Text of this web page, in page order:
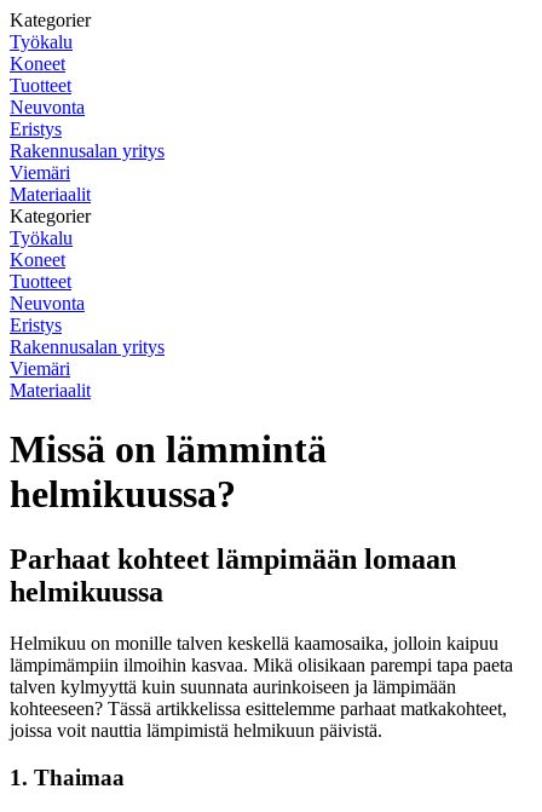
Kategorier
Työkalu
Koneet
Tuotteet
Neuvonta
Eristys
Rakennusalan yritys
Viemäri
Materiaalit
Kategorier
Työkalu
Koneet
Tuotteet
Neuvonta
Eristys
Rakennusalan yritys
Viemäri
Materiaalit
Missä on lämmintä
helmikuussa?
Parhaat kohteet lämpimään lomaan
helmikuussa
Helmikuu on monille talven keskellä kaamosaika, jolloin kaipuu
lämpimämpiin ilmoihin kasvaa. Mikä olisikaan parempi tapa paeta
talven kylmyyttä kuin suunnata aurinkoiseen ja lämpimään
kohteeseen? Tässä artikkelissa esittelemme parhaat matkakohteet,
joissa voit nauttia lämpimistä helmikuun päivistä.
1. Thaimaa